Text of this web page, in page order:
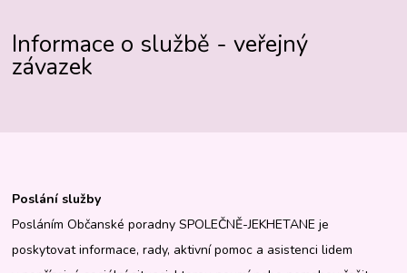
Informace o službě - veřejný
závazek
Poslání služby
Posláním Občanské poradny SPOLEČNĚ-JEKHETANE je
poskytovat informace, rady, aktivní pomoc a asistenci lidem